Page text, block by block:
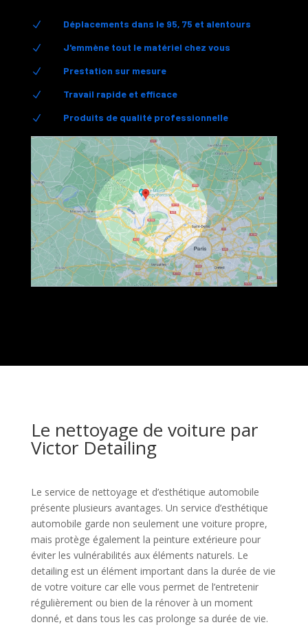
N Déplacements dans le 95, 75 et alentours
N J'emmène tout le matériel chez vous
N Prestation sur mesure
N Travail rapide et efficace
N Produits de qualité professionnelle
Le nettoyage de voiture par
Victor Detailing
Le service de nettoyage et d’esthétique automobile
présente plusieurs avantages. Un service d’esthétique
automobile garde non seulement une voiture propre,
mais protège également la peinture extérieure pour
éviter les vulnérabilités aux éléments naturels. Le
detailing est un élément important dans la durée de vie
de votre voiture car elle vous permet de l’entretenir
régulièrement ou bien de la rénover à un moment
donné, et dans tous les cas prolonge sa durée de vie.